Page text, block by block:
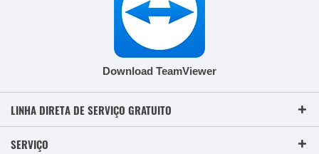
Download TeamViewer
LINHA DIRETA DE SERVIÇO GRATUITO
SERVIÇO